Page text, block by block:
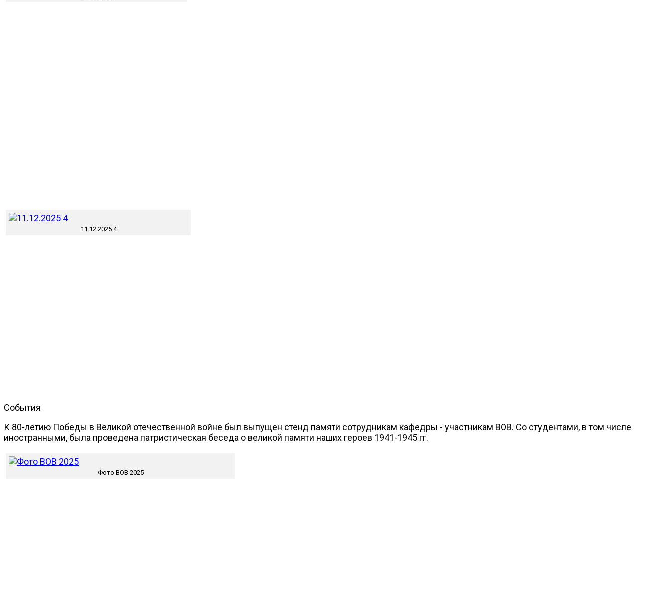
11.12.2025 4
События
К 80-летию Победы в Великой отечественной войне был выпущен стенд памяти сотрудникам кафедры - участникам ВОВ. Со студентами, в том числе
иностранными, была проведена патриотическая беседа о великой памяти наших героев 1941-1945 гг.
Фото ВОВ 2025